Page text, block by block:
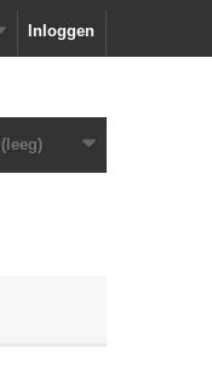
Inloggen
(leeg)